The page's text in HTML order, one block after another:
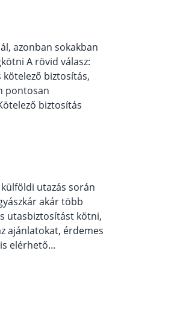
azonban sokakban
A rövid válasz:
kötelező biztosítás,
pontosan
biztosítás
utazás során
akár több
utasbiztosítást kötni,
ajánlatokat, érdemes
elérhető...